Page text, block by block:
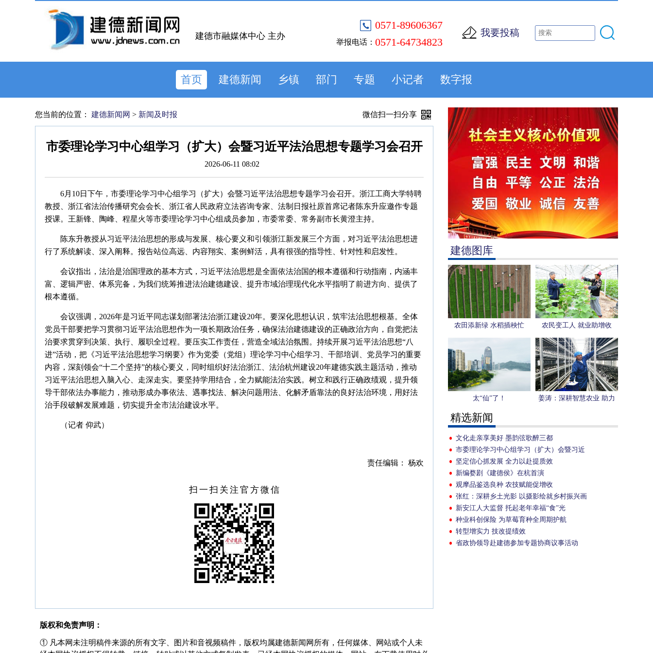
0571-89606367
举报电话： 0571-64734823
我要投稿
建德市融媒体中心 主办
首页 建德新闻 乡镇 部门 专题 小记者 数字报
建德图库
农田添新绿 水稻插秧忙 农民变工人 就业助增收
太“仙”了！
姜涛：深耕智慧农业 助力
精选新闻
文化走亲享美好 墨韵弦歌醉三都
市委理论学习中心组学习（扩大）会暨习近
平法治思想专题学习会召开
坚定信心抓发展 全力以赴提质效
新编婺剧《建德侯》在杭首演
观摩品鉴选良种 农技赋能促增收
张红：深耕乡土光影 以摄影绘就乡村振兴画
卷
新安江人大监督 托起老年幸福“食”光
种业科创保险 为草莓育种全周期护航
转型增实力 技改提绩效
省政协领导赴建德参加专题协商议事活动
您当前的位置： 建德新闻网 > 新闻及时报 微信扫一扫分享
市委理论学习中心组学习（扩大）会暨习近平法治思想专题学习会召开
2026-06-11 08:02
6月10日下午，市委理论学习中心组学习（扩大）会暨习近平法治思想专题学习会召开。浙江工商大学特聘
教授、浙江省法治传播研究会会长、浙江省人民政府立法咨询专家、法制日报社原首席记者陈东升应邀作专题
授课。王新锋、陶峰、程星火等市委理论学习中心组成员参加，市委常委、常务副市长黄澄主持。
陈东升教授从习近平法治思想的形成与发展、核心要义和引领浙江新发展三个方面，对习近平法治思想进
行了系统解读、深入阐释。报告站位高远、内容翔实、案例鲜活，具有很强的指导性、针对性和启发性。
会议指出，法治是治国理政的基本方式，习近平法治思想是全面依法治国的根本遵循和行动指南，内涵丰
富、逻辑严密、体系完备，为我们统筹推进法治建德建设、提升市域治理现代化水平指明了前进方向、提供了
根本遵循。
会议强调，2026年是习近平同志谋划部署法治浙江建设20年。要深化思想认识，筑牢法治思想根基。全体
党员干部要把学习贯彻习近平法治思想作为一项长期政治任务，确保法治建德建设的正确政治方向，自觉把法
治要求贯穿到决策、执行、履职全过程。要压实工作责任，营造全域法治氛围。持续开展习近平法治思想“八
进”活动，把《习近平法治思想学习纲要》作为党委（党组）理论学习中心组学习、干部培训、党员学习的重要
内容，深刻领会“十二个坚持”的核心要义，同时组织好法治浙江、法治杭州建设20年建德实践主题活动，推动
习近平法治思想入脑入心、走深走实。要坚持学用结合，全力赋能法治实践。树立和践行正确政绩观，提升领
导干部依法办事能力，推动形成办事依法、遇事找法、解决问题用法、化解矛盾靠法的良好法治环境，用好法
治手段破解发展难题，切实提升全市法治建设水平。
（记者 仰武）
责任编辑： 杨欢
扫一扫关注官方微信
版权和免责声明：
① 凡本网未注明稿件来源的所有文字、图片和音视频稿件，版权均属建德新闻网所有，任何媒体、网站或个人未